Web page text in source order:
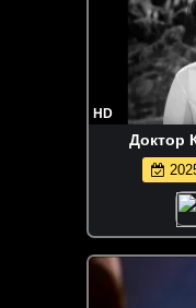
HD
Доктор